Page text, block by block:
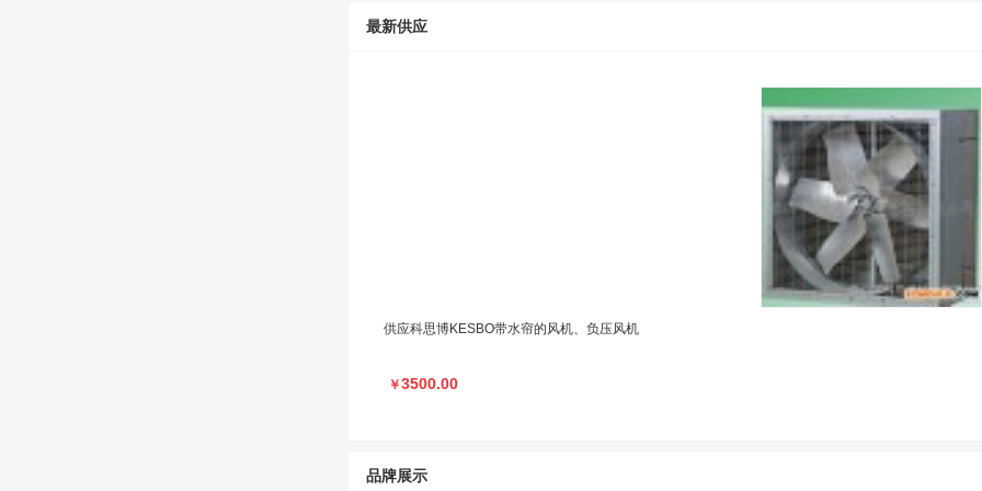
最新供应
供应科思博KESBO带水帘的风机、负压风机
￥3500.00
品牌展示